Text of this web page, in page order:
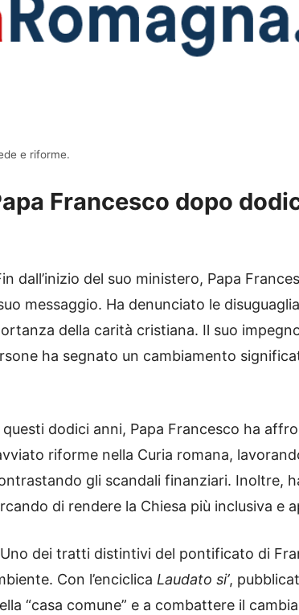
e riforme.
Francesco dopo
dall’inizio del suo ministero, Papa
messaggio. Ha denunciato le
della carità cristiana. Il suo
ha segnato un cambiamento
questi dodici anni, Papa Francesco ha
riforme nella Curia romana,
gli scandali finanziari. Inoltre,
di rendere la Chiesa più inclusiva e
Uno dei tratti distintivi del pontificato di
Con l’enciclica Laudato si’,
“casa comune” e a combattere il